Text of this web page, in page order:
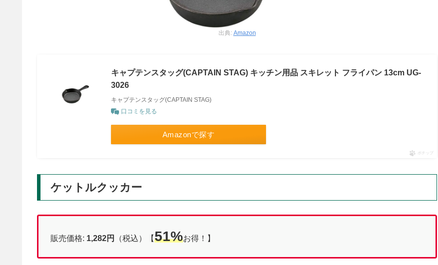
出典: Amazon
キャプテンスタッグ(CAPTAIN STAG) キッチン用品 スキレット フライパン 13cm UG-
3026
キャプテンスタッグ(CAPTAIN STAG)
口コミを見る
Amazonで探す
ポチップ
ケットルクッカー
販売価格: 1,282円 （税込）【51%お得！】